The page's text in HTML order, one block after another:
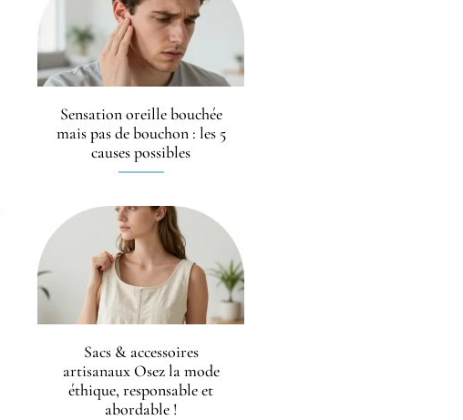
Sensation oreille bouchée
mais pas de bouchon : les 5
causes possibles
Sacs & accessoires
artisanaux Osez la mode
éthique, responsable et
abordable !